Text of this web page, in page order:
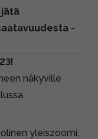
-
näkyville
yleiszoomi,